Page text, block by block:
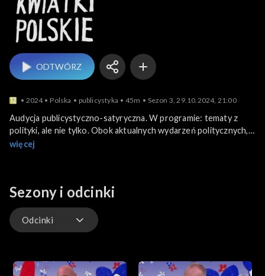
ODTWÓRZ
2024 Polska publicystyka 45m Sezon 3, 29.10.2024, 21:00
Audycja publicystyczno-satyryczna. W programie: tematy z
polityki, ale nie tylko. Obok aktualnych wydarzeń politycznych,
nie zabraknie wątków humorystycznych, nieoczywistych
więcej
Sezony i odcinki
Odcinki